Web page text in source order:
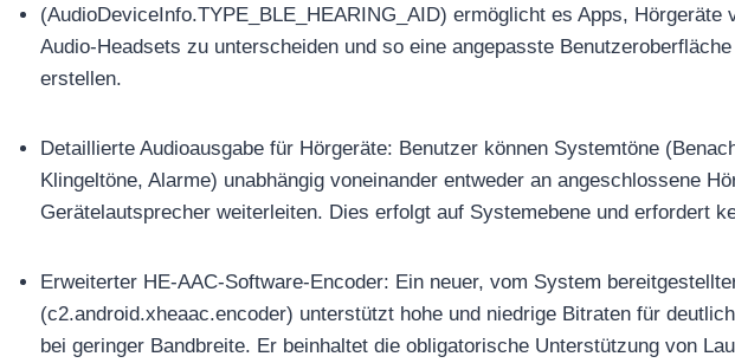
(AudioDeviceInfo.TYPE_BLE_HEARING_AID) ermöglicht es Apps, Hörgeräte
Audio-Headsets zu unterscheiden und so eine angepasste
erstellen.
Detaillierte Audioausgabe für Hörgeräte: Benutzer können Systemtöne
Klingeltöne, Alarme) unabhängig voneinander entweder an angeschlossene
Gerätelautsprecher weiterleiten. Dies erfolgt auf Systemebene und erfordert
Erweiterter HE-AAC-Software-Encoder: Ein neuer, vom System
(c2.android.xheaac.encoder) unterstützt hohe und niedrige Bitraten für
bei geringer Bandbreite. Er beinhaltet die obligatorische Unterstützung von